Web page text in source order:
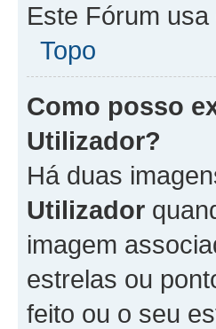
Este Fórum
Topo
Como posso
Utilizador?
Há duas
Utilizador
imagem
estrelas ou
feito ou o seu